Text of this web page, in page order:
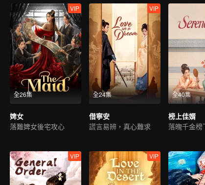
全26集
VIP
婢女
落難婢女後宅攻心
全24集
VIP
借寧安
謊言易辨，真心難求
全40集
榜上佳婿
VIP VIP